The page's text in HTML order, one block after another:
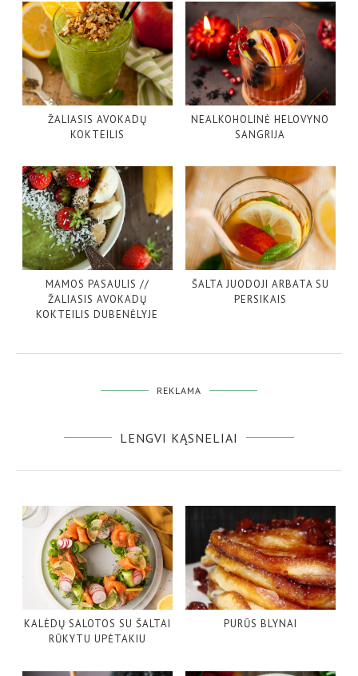
ŽALIASIS AVOKADŲ
KOKTEILIS
NEALKOHOLINĖ HELOVYNO
SANGRIJA
MAMOS PASAULIS //
ŽALIASIS AVOKADŲ
KOKTEILIS DUBENĖLYJE
ŠALTA JUODOJI ARBATA SU
PERSIKAIS
REKLAMA
LENGVI KĄSNELIAI
KALĖDŲ SALOTOS SU ŠALTAI
RŪKYTU UPĖTAKIU
PURŪS BLYNAI